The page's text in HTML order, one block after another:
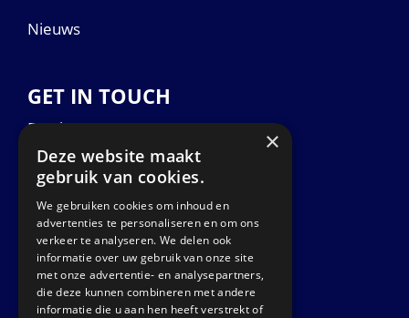
Nieuws
GET IN TOUCH
Euralco Europe B.V.
Zinkstraat 24 - E9451
4823 AD Breda
The Netherlands
×
Deze website maakt
gebruik van cookies.
We gebruiken cookies om inhoud en
advertenties te personaliseren en om ons
verkeer te analyseren. We delen ook
informatie over uw gebruik van onze site
met onze advertentie- en analysepartners,
die deze kunnen combineren met andere
informatie die u aan hen heeft verstrekt of